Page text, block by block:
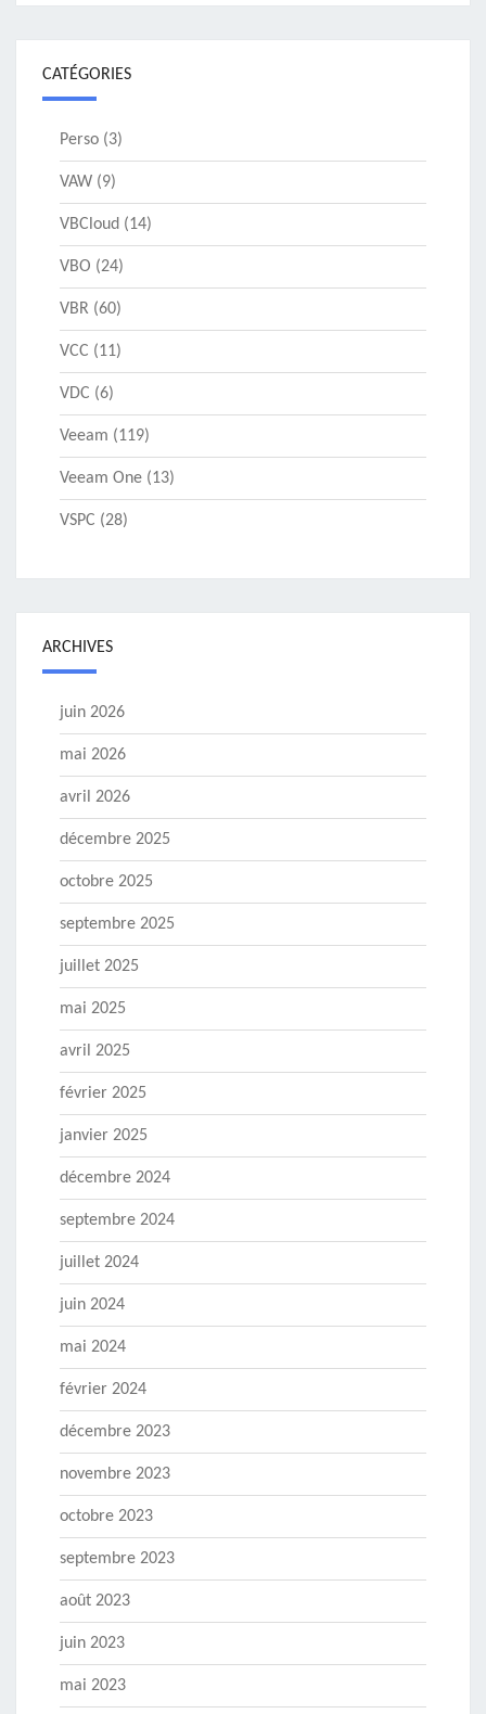
CATÉGORIES
Perso (3)
VAW (9)
VBCloud (14)
VBO (24)
VBR (60)
VCC (11)
VDC (6)
Veeam (119)
Veeam One (13)
VSPC (28)
ARCHIVES
juin 2026
mai 2026
avril 2026
décembre 2025
octobre 2025
septembre 2025
juillet 2025
mai 2025
avril 2025
février 2025
janvier 2025
décembre 2024
septembre 2024
juillet 2024
juin 2024
mai 2024
février 2024
décembre 2023
novembre 2023
octobre 2023
septembre 2023
août 2023
juin 2023
mai 2023